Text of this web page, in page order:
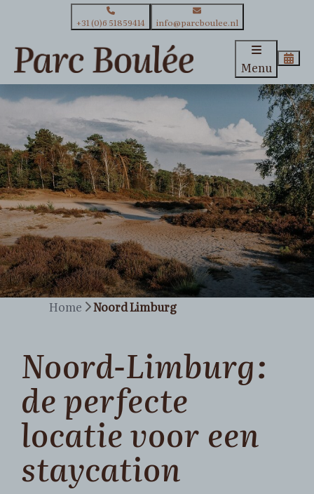
+31 (0)6 51859414 info@parcboulee.nl
Menu
Home Noord Limburg
Noord-Limburg:
de perfecte
locatie voor een
staycation